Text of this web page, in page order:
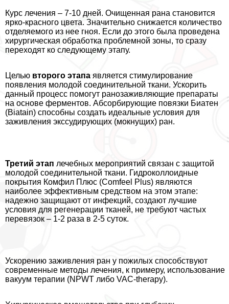
Курс лечения – 7-10 дней. Очищенная рана становится
ярко-красного цвета. Значительно снижается количество
отделяемого из нее гноя. Если до этого была проведена
хирургическая обработка проблемной зоны, то сразу
переходят ко следующему этапу.
Целью второго этапа является стимулирование
появления молодой соединительной ткани. Ускорить
данный процесс помогут ранозаживляющие препараты
на основе ферментов. Абсорбирующие повязки Биатен
(Biatain) способны создать идеальные условия для
заживления экссудирующих (мокнущих) ран.
Третий этап лечебных мероприятий связан с защитой
молодой соединительной ткани. Гидроколлоидные
покрытия Комфил Плюс (Comfeel Plus) являются
наиболее эффективным средством на этом этапе:
надежно защищают от инфекций, создают лучшие
условия для регенерации тканей, не требуют частых
перевязок – 1-2 раза в 2-5 суток.
Ускорению заживления ран у пожилых способствуют
современные методы лечения, к примеру, использование
вакуум терапии (NPWT либо VAC-therapy).